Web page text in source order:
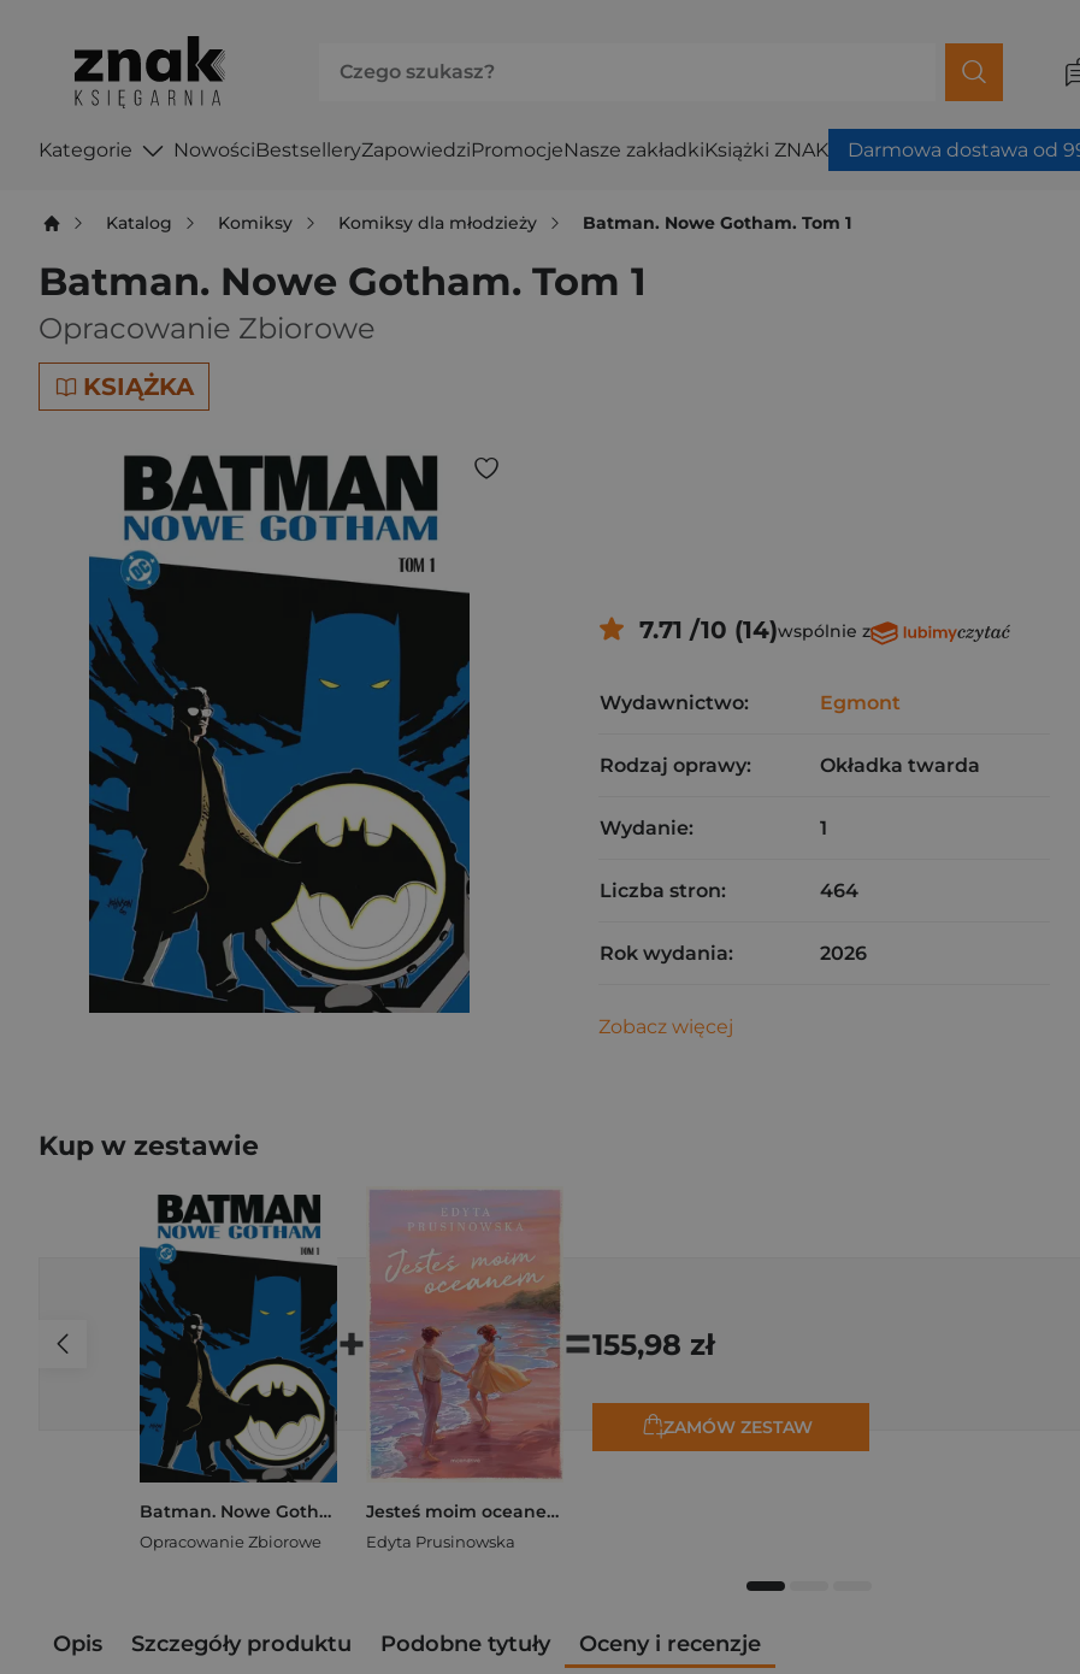
Kategorie NowościBestselleryZapowiedziPromocjeNasze zakładkiKsiążki ZNAK Darmowa dostawa od
Katalog Komiksy Komiksy dla młodzieży Batman. Nowe Gotham. Tom 1
Batman. Nowe Gotham. Tom 1
Opracowanie Zbiorowe
KSIĄŻKA
7.71 /10 (14)wspólnie z
Wydawnictwo: Egmont
Rodzaj oprawy: Okładka twarda
Wydanie: 1
Liczba stron: 464
Rok wydania: 2026
Zobacz więcej
Kup w zestawie
Batman. Nowe Gotham. Tom 1
Opracowanie Zbiorowe
+
Jesteś moim oceanem
Edyta Prusinowska
=155,98 zł
ZAMÓW ZESTAW
Opis Szczegóły produktu Podobne tytuły Oceny i recenzje